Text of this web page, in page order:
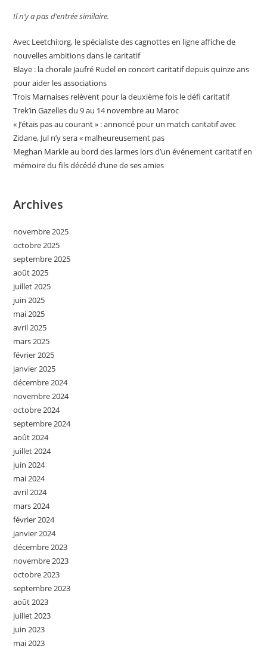
Il n’y a pas d’entrée similaire.
Avec Leetchi:org, le spécialiste des cagnottes en ligne affiche de
nouvelles ambitions dans le caritatif
Blaye : la chorale Jaufré Rudel en concert caritatif depuis quinze ans
pour aider les associations
Trois Marnaises relèvent pour la deuxième fois le défi caritatif
Trek’in Gazelles du 9 au 14 novembre au Maroc
« J’étais pas au courant » : annoncé pour un match caritatif avec
Zidane, Jul n’y sera « malheureusement pas
Meghan Markle au bord des larmes lors d’un événement caritatif en
mémoire du fils décédé d’une de ses amies
Archives
novembre 2025
octobre 2025
septembre 2025
août 2025
juillet 2025
juin 2025
mai 2025
avril 2025
mars 2025
février 2025
janvier 2025
décembre 2024
novembre 2024
octobre 2024
septembre 2024
août 2024
juillet 2024
juin 2024
mai 2024
avril 2024
mars 2024
février 2024
janvier 2024
décembre 2023
novembre 2023
octobre 2023
septembre 2023
août 2023
juillet 2023
juin 2023
mai 2023